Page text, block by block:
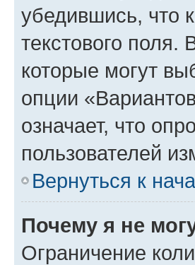
убедившись, что
текстового поля.
которые могут
опции
означает, что
пользователей
Вернуться к
Почему я не
Ограничение